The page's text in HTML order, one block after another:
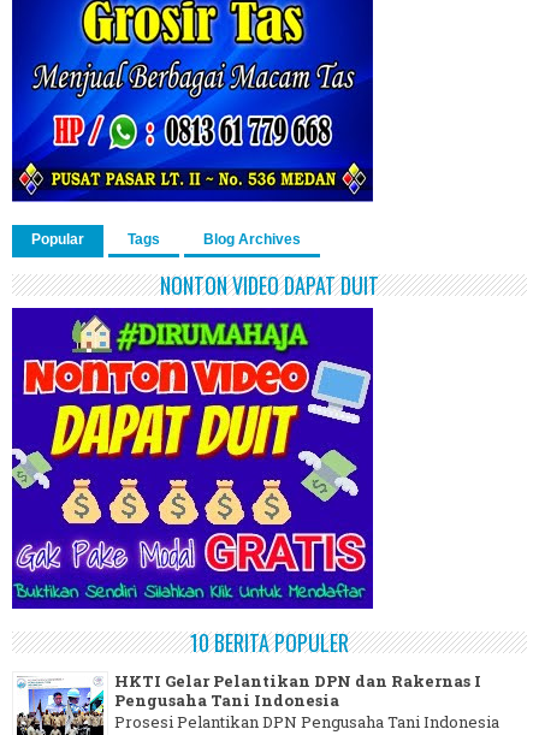
Popular Tags Blog Archives
NONTON VIDEO DAPAT DUIT
10 BERITA POPULER
HKTI Gelar Pelantikan DPN dan Rakernas I
Pengusaha Tani Indonesia
Prosesi Pelantikan DPN Pengusaha Tani Indonesia